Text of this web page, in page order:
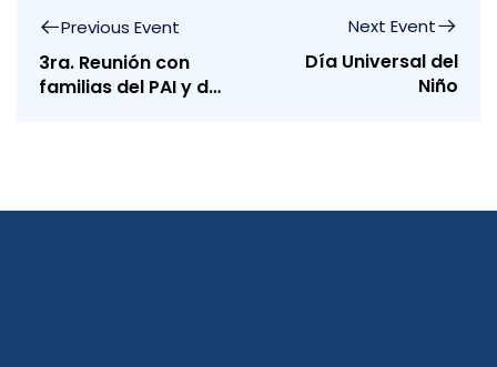
Previous Event
3ra. Reunión con
familias del PAI y del
Next Event
Día Universal del
Niño